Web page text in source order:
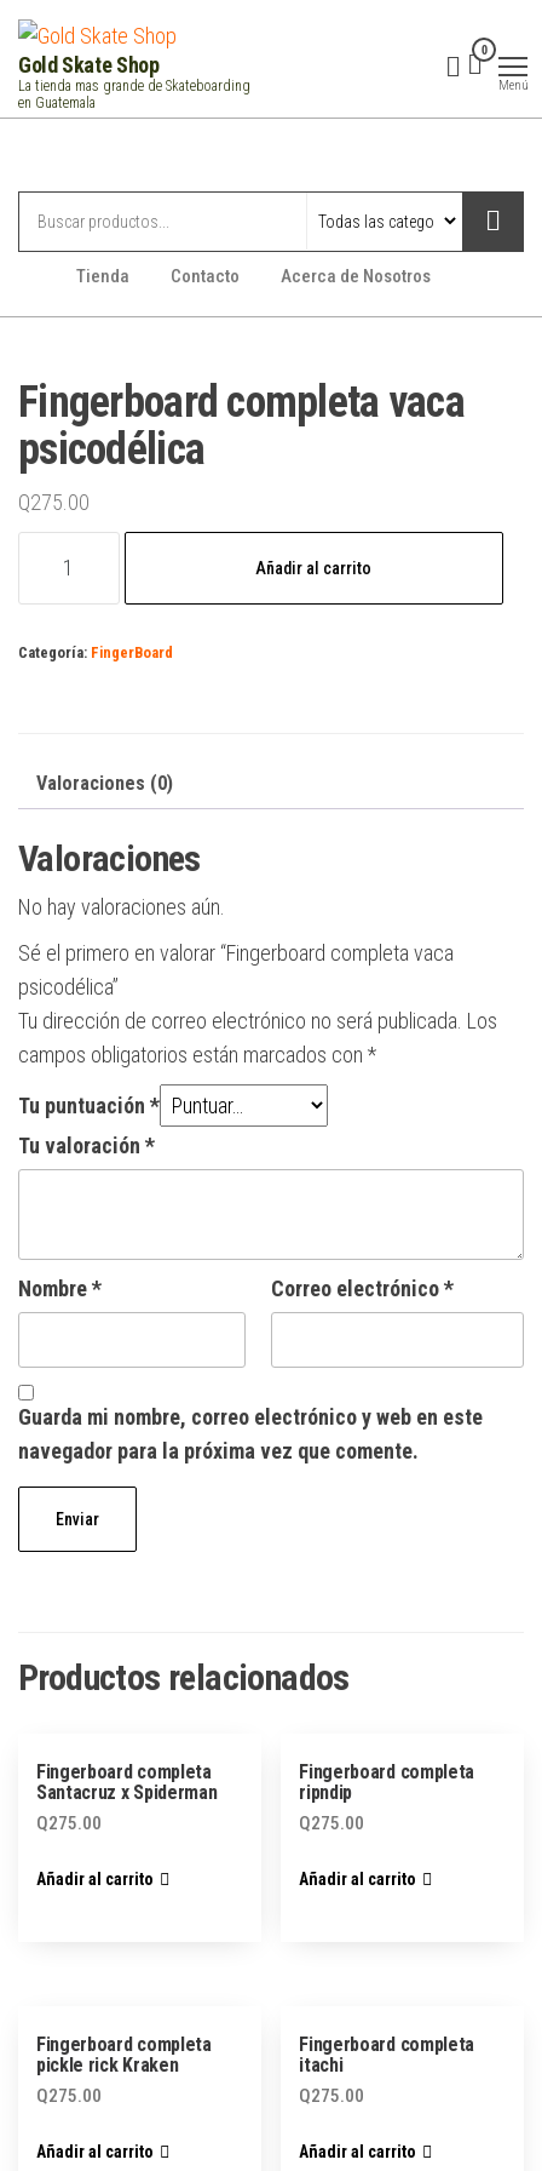
Saltar
contenido
Gold Skate Shop
La tienda mas grande de Skateboarding
en Guatemala
0
Menú
Tienda Contacto Acerca de Nosotros
Fingerboard completa vaca
psicodélica
Q275.00
completa
psicodélica
Añadir al carrito
Categoría: FingerBoard
Valoraciones (0)
Valoraciones
No hay valoraciones aún.
Sé el primero en valorar “Fingerboard completa vaca
psicodélica”
Tu dirección de correo electrónico no será publicada. Los
campos obligatorios están marcados con *
Tu puntuación *
Tu valoración *
Nombre* Correo electrónico*
Guarda mi nombre, correo electrónico y web en este
navegador para la próxima vez que comente.
Productos relacionados
Fingerboard completa
Santacruz x Spiderman
Q275.00
Añadir al carrito
Fingerboard completa
ripndip
Q275.00
Añadir al carrito
Fingerboard completa
pickle rick Kraken
Q275.00
Añadir al carrito
Fingerboard completa
itachi
Q275.00
Añadir al carrito